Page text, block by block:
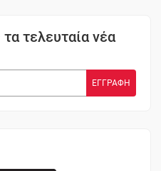
τελευταία νέα